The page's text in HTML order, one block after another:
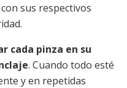
sus respectivos
cada pinza en su
. Cuando todo esté
y en repetidas